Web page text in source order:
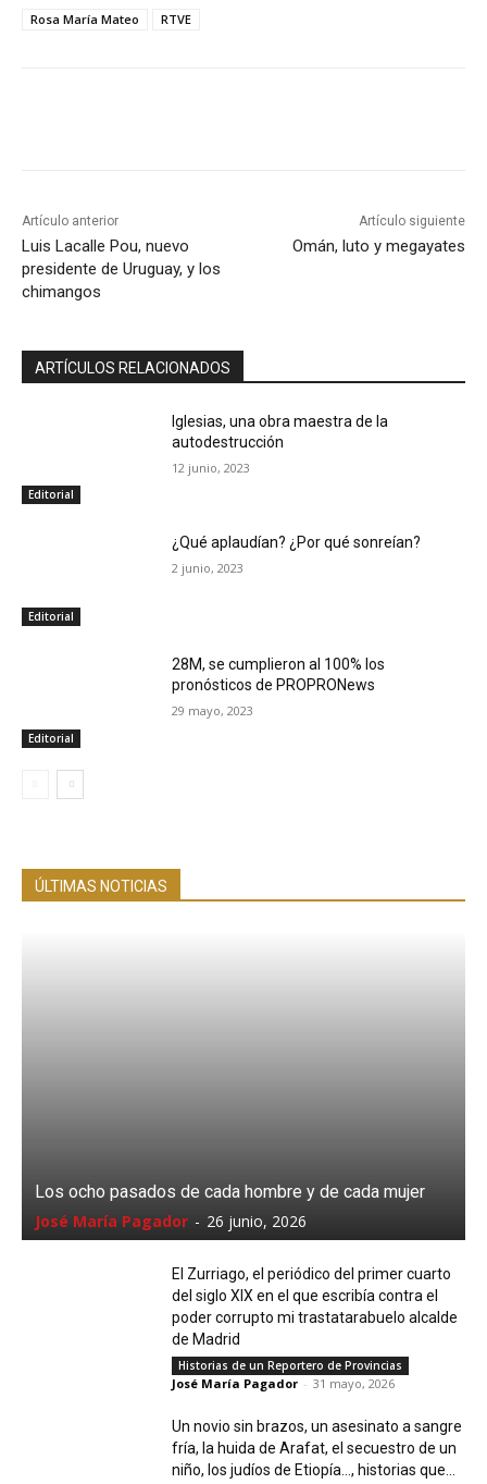
Rosa María Mateo RTVE
Artículo anterior
Luis Lacalle Pou, nuevo
presidente de Uruguay, y los
chimangos
Artículo siguiente
Omán, luto y megayates
ARTÍCULOS RELACIONADOS
Editorial
Iglesias, una obra maestra de la
autodestrucción
12 junio, 2023
Editorial
¿Qué aplaudían? ¿Por qué sonreían?
2 junio, 2023
Editorial
28M, se cumplieron al 100% los
pronósticos de PROPRONews
29 mayo, 2023
ÚLTIMAS NOTICIAS
Los ocho pasados de cada hombre y de cada mujer
José María Pagador - 26 junio, 2026
El Zurriago, el periódico del primer cuarto
del siglo XIX en el que escribía contra el
poder corrupto mi trastatarabuelo alcalde
de Madrid
Historias de un Reportero de Provincias
José María Pagador - 31 mayo, 2026
Un novio sin brazos, un asesinato a sangre
fría, la huida de Arafat, el secuestro de un
niño, los judíos de Etiopía…, historias que...